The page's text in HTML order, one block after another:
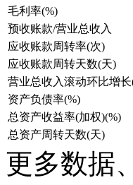
毛利率(%)
预收账款/营业总收入
应收账款周转率(次)
应收账款周转天数(天)
营业总收入滚动环比增长
资产负债率(%)
总资产收益率(加权)(%)
总资产周转天数(天)
更多数据